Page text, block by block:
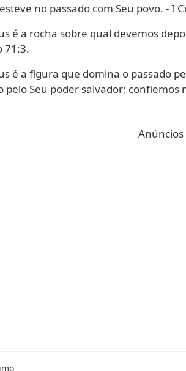
no passado com Seu povo. - I
é a rocha sobre qual devemos
71:3.
é a figura que domina o passado
pelo Seu poder salvador; confiemos